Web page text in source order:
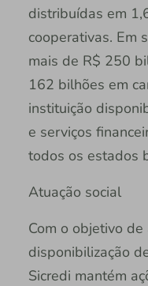
distribuídas em
cooperativas. Em
mais de R$ 250
162 bilhões em
instituição
e serviços
todos os estados
Atuação social
Com o objetivo
disponibilização
Sicredi mantém